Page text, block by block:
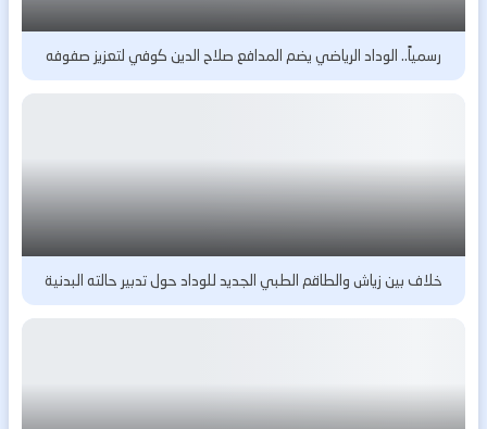
رسمياً.. الوداد الرياضي يضم المدافع صلاح الدين كوفي لتعزيز صفوفه
خلاف بين زياش والطاقم الطبي الجديد للوداد حول تدبير حالته البدنية